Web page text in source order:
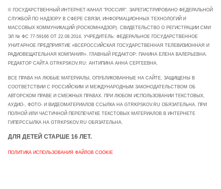
© ГОСУДАРСТВЕННЫЙ ИНТЕРНЕТ-КАНАЛ "РОССИЯ". ЗАРЕГИСТРИРОВАНО ФЕДЕРАЛЬНОЙ
СЛУЖБОЙ ПО НАДЗОРУ В СФЕРЕ СВЯЗИ, ИНФОРМАЦИОННЫХ ТЕХНОЛОГИЙ И
МАССОВЫХ КОММУНИКАЦИЙ (РОСКОМНАДЗОР). СВИДЕТЕЛЬСТВО О РЕГИСТРАЦИИ СМИ
ЭЛ № ФС 77-59166 ОТ 22.08.2014. УЧРЕДИТЕЛЬ: ФЕДЕРАЛЬНОЕ ГОСУДАРСТВЕННОЕ
УНИТАРНОЕ ПРЕДПРИЯТИЕ «ВСЕРОССИЙСКАЯ ГОСУДАРСТВЕННАЯ ТЕЛЕВИЗИОННАЯ И
РАДИОВЕЩАТЕЛЬНАЯ КОМПАНИЯ». ГЛАВНЫЙ РЕДАКТОР: ПАНИНА ЕЛЕНА ВАЛЕРЬЕВНА.
РЕДАКТОР САЙТА GTRKPSKOV.RU: АНТИПИНА АННА СЕРГЕЕВНА.
ВСЕ ПРАВА НА ЛЮБЫЕ МАТЕРИАЛЫ, ОПУБЛИКОВАННЫЕ НА САЙТЕ, ЗАЩИЩЕНЫ В
СООТВЕТСТВИИ С РОССИЙСКИМ И МЕЖДУНАРОДНЫМ ЗАКОНОДАТЕЛЬСТВОМ ОБ
АВТОРСКОМ ПРАВЕ И СМЕЖНЫХ ПРАВАХ. ПРИ ЛЮБОМ ИСПОЛЬЗОВАНИИ ТЕКСТОВЫХ,
АУДИО-, ФОТО- И ВИДЕОМАТЕРИАЛОВ ССЫЛКА НА GTRKPSKOV.RU ОБЯЗАТЕЛЬНА. ПРИ
ПОЛНОЙ ИЛИ ЧАСТИЧНОЙ ПЕРЕПЕЧАТКЕ ТЕКСТОВЫХ МАТЕРИАЛОВ В ИНТЕРНЕТЕ
ГИПЕРССЫЛКА НА GTRKPSKOV.RU ОБЯЗАТЕЛЬНА.
ДЛЯ ДЕТЕЙ СТАРШЕ 16 ЛЕТ.
ПОЛИТИКА ИСПОЛЬЗОВАНИЯ ФАЙЛОВ COOKIE